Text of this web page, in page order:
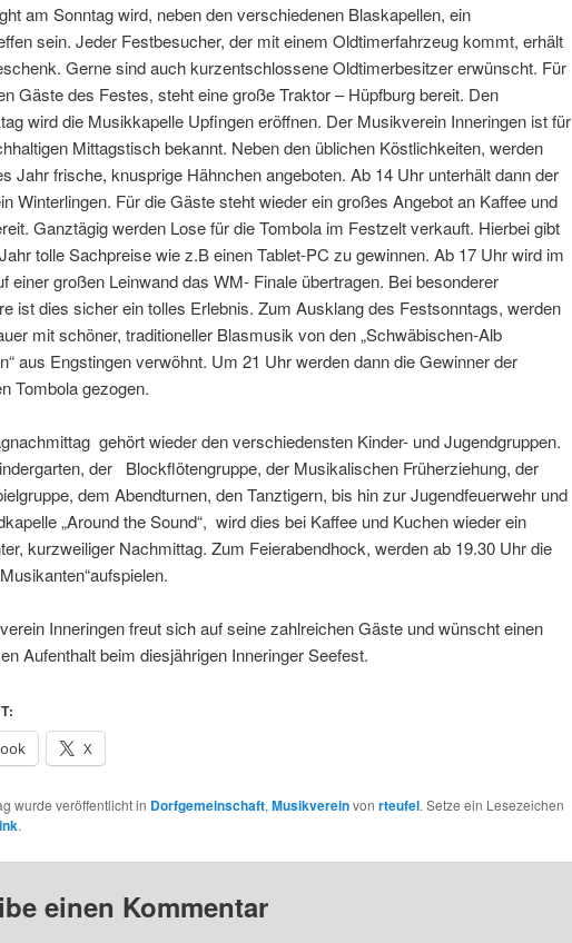
am Sonntag wird, neben den verschiedenen Blaskapellen, ein
sein. Jeder Festbesucher, der mit einem Oldtimerfahrzeug kommt, erhält
Gerne sind auch kurzentschlossene Oldtimerbesitzer erwünscht. Für
Gäste des Festes, steht eine große Traktor – Hüpfburg bereit. Den
wird die Musikkapelle Upfingen eröffnen. Der Musikverein Inneringen ist für
Mittagstisch bekannt. Neben den üblichen Köstlichkeiten, werden
Jahr frische, knusprige Hähnchen angeboten. Ab 14 Uhr unterhält dann der
Winterlingen. Für die Gäste steht wieder ein großes Angebot an Kaffee und
Ganztägig werden Lose für die Tombola im Festzelt verkauft. Hierbei gibt
tolle Sachpreise wie z.B einen Tablet-PC zu gewinnen. Ab 17 Uhr wird im
einer großen Leinwand das WM- Finale übertragen. Bei besonderer
ist dies sicher ein tolles Erlebnis. Zum Ausklang des Festsonntags, werden
mit schöner, traditioneller Blasmusik von den „Schwäbischen-Alb
aus Engstingen verwöhnt. Um 21 Uhr werden dann die Gewinner der
Tombola gezogen.
gehört wieder den verschiedensten Kinder- und Jugendgruppen.
der Blockflötengruppe, der Musikalischen Früherziehung, der
dem Abendturnen, den Tanztigern, bis hin zur Jugendfeuerwehr und
„Around the Sound“, wird dies bei Kaffee und Kuchen wieder ein
kurzweiliger Nachmittag. Zum Feierabendhock, werden ab 19.30 Uhr die
Inneringen freut sich auf seine zahlreichen Gäste und wünscht einen
Aufenthalt beim diesjährigen Inneringer Seefest.
X
wurde veröffentlicht in Dorfgemeinschaft, Musikvereinvon rteufel. Setze ein Lesezeichen
.
einen Kommentar